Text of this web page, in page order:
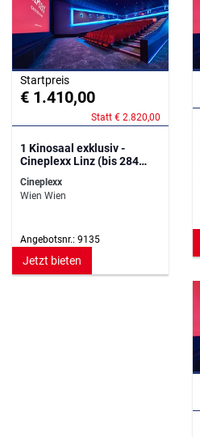
Startpreis
€ 1.410,00
Statt € 2.820,00
1 Kinosaal exklusiv -
Cineplexx Linz (bis 284
Personen)
Cineplexx
Wien Wien
Angebotsnr.: 9135
Jetzt bieten